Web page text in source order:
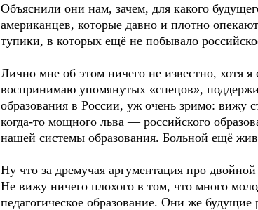
Объяснили они нам, зачем, для какого
американцев, которые давно и плотно
тупики, в которых ещё не побывало
Лично мне об этом ничего не известно, хотя
воспринимаю упомянутых «спецов»,
образования в России, уж очень зримо: вижу
когда-то мощного льва — российского
нашей системы образования. Больной ещё
Ну что за дремучая аргументация про
Не вижу ничего плохого в том, что много
педагогическое образование. Они же